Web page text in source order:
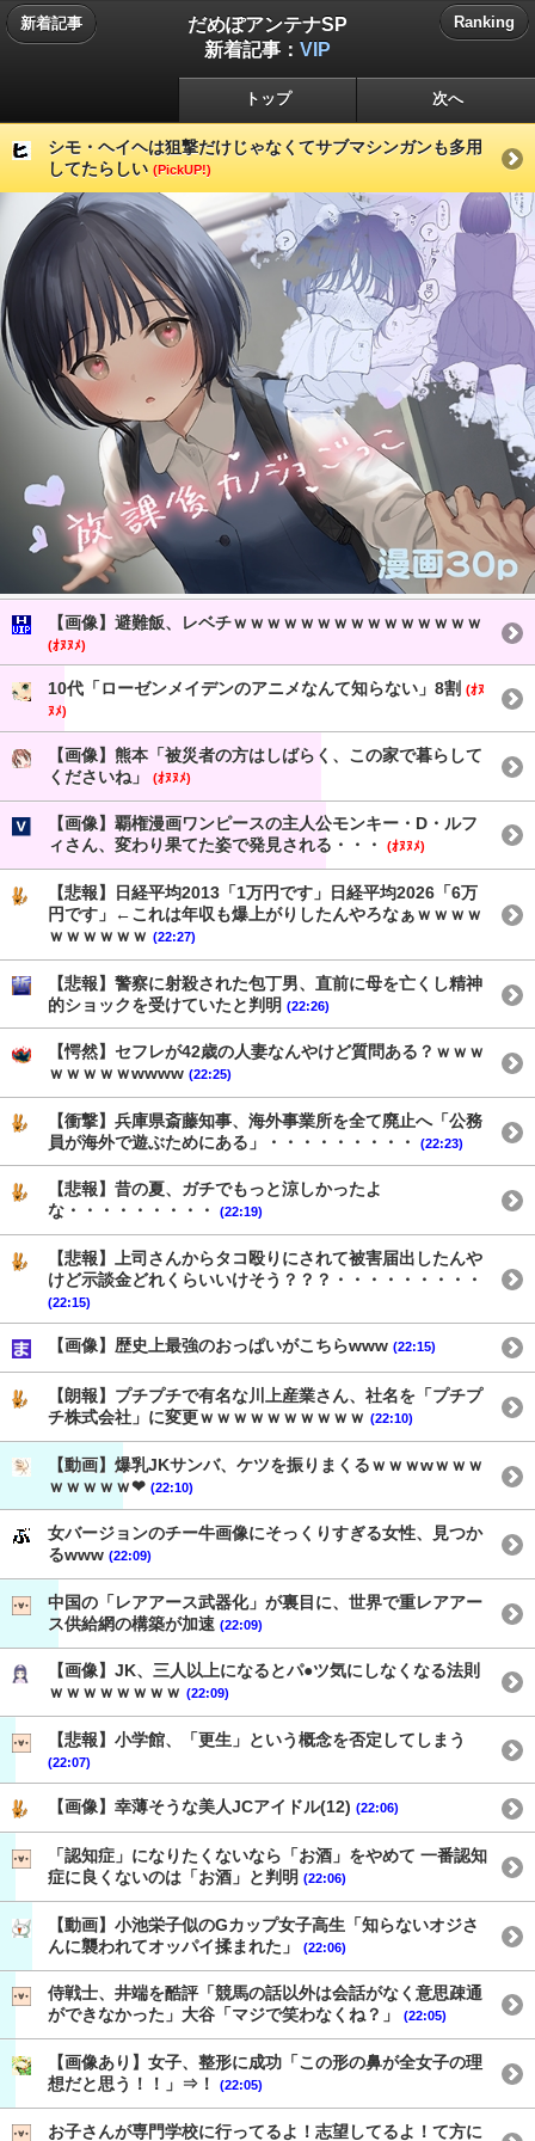
新着記事
だめぽアンテナSP
新着記事： VIP
Ranking
トップ 次へ
シモ・ヘイヘは狙撃だけじゃなくてサブマシンガンも多用
してたらしい (PickUP!)
【画像】避難飯、レベチｗｗｗｗｗｗｗｗｗｗｗｗｗｗｗ
(ｵﾇﾇﾒ)
10代「ローゼンメイデンのアニメなんて知らない」8割 (ｵﾇ
ﾇﾒ)
【画像】熊本「被災者の方はしばらく、この家で暮らして
くださいね」
(ｵﾇﾇﾒ)
【画像】覇権漫画ワンピースの主人公モンキー・D・ルフ
ィさん、変わり果てた姿で発見される・・・
(ｵﾇﾇﾒ)
【悲報】日経平均2013「1万円です」日経平均2026「6万
円です」←これは年収も爆上がりしたんやろなぁｗｗｗｗ
ｗｗｗｗｗｗ (22:27)
【悲報】警察に射殺された包丁男、直前に母を亡くし精神
的ショックを受けていたと判明 (22:26)
【愕然】セフレが42歳の人妻なんやけど質問ある？ｗｗｗ
ｗｗｗｗｗwwww (22:25)
【衝撃】兵庫県斎藤知事、海外事業所を全て廃止へ「公務
員が海外で遊ぶためにある」・・・・・・・・・
(22:23)
【悲報】昔の夏、ガチでもっと涼しかったよ
な・・・・・・・・・
(22:19)
【悲報】上司さんからタコ殴りにされて被害届出したんや
けど示談金どれくらいいけそう？？？・・・・・・・・・
(22:15)
【画像】歴史上最強のおっぱいがこちらwww (22:15)
【朗報】プチプチで有名な川上産業さん、社名を「プチプ
チ株式会社」に変更ｗｗｗｗｗｗｗｗｗｗ (22:10)
【動画】爆乳JKサンバ、ケツを振りまくるｗｗｗwｗｗｗ
ｗｗｗｗｗ❤ (22:10)
女バージョンのチー牛画像にそっくりすぎる女性、見つか
るwww (22:09)
中国の「レアアース武器化」が裏目に、世界で重レアアー
ス供給網の構築が加速 (22:09)
【画像】JK、三人以上になるとパ●ツ気にしなくなる法則
ｗｗｗｗｗｗｗｗ (22:09)
【悲報】小学館、「更生」という概念を否定してしまう
(22:07)
【画像】幸薄そうな美人JCアイドル(12) (22:06)
「認知症」になりたくないなら「お酒」をやめて 一番認知
症に良くないのは「お酒」と判明 (22:06)
【動画】小池栄子似のGカップ女子高生「知らないオジさ
んに襲われてオッパイ揉まれた」
(22:06)
侍戦士、井端を酷評「競馬の話以外は会話がなく意思疎通
ができなかった」大谷「マジで笑わなくね？」
(22:05)
【画像あり】女子、整形に成功「この形の鼻が全女子の理
想だと思う！！」⇒！
(22:05)
お子さんが専門学校に行ってるよ！志望してるよ！て方に